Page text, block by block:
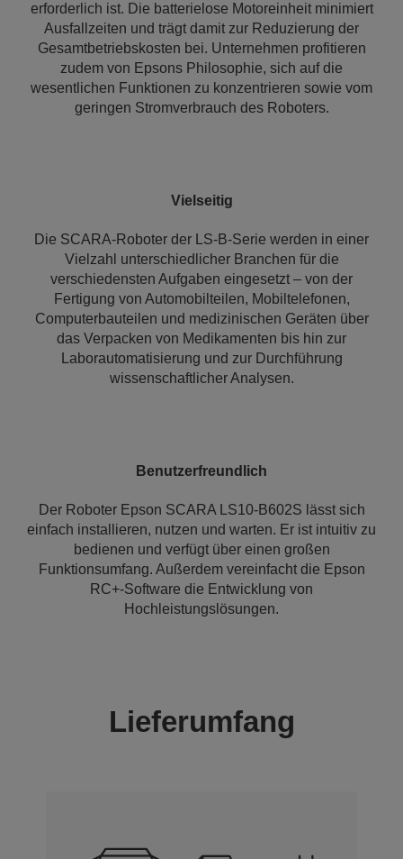
erforderlich ist. Die batterielose Motoreinheit minimiert
Ausfallzeiten und trägt damit zur Reduzierung der
Gesamtbetriebskosten bei. Unternehmen profitieren
zudem von Epsons Philosophie, sich auf die
wesentlichen Funktionen zu konzentrieren sowie vom
geringen Stromverbrauch des Roboters.
Vielseitig
Die SCARA-Roboter der LS-B-Serie werden in einer
Vielzahl unterschiedlicher Branchen für die
verschiedensten Aufgaben eingesetzt – von der
Fertigung von Automobilteilen, Mobiltelefonen,
Computerbauteilen und medizinischen Geräten über
das Verpacken von Medikamenten bis hin zur
Laborautomatisierung und zur Durchführung
wissenschaftlicher Analysen.
Benutzerfreundlich
Der Roboter Epson SCARA LS10-B602S lässt sich
einfach installieren, nutzen und warten. Er ist intuitiv zu
bedienen und verfügt über einen großen
Funktionsumfang. Außerdem vereinfacht die Epson
RC+-Software die Entwicklung von
Hochleistungslösungen.
Lieferumfang